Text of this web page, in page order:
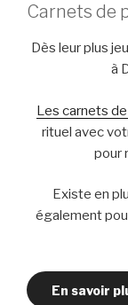
Carnets de
Dès leur plus
à
Les carnets
rituel avec
pour
Existe en
également
En savoir